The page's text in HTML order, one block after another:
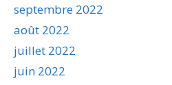
septembre 2022
août 2022
juillet 2022
juin 2022